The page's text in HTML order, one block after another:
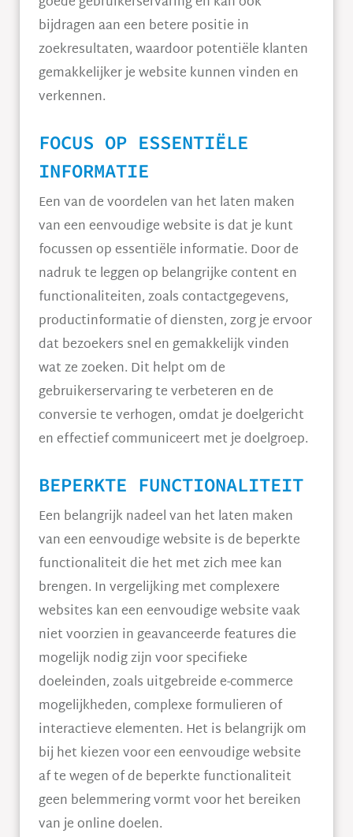
bijdragen aan een betere positie in
zoekresultaten, waardoor potentiële klanten
gemakkelijker je website kunnen vinden en
verkennen.
FOCUS OP ESSENTIËLE
INFORMATIE
Een van de voordelen van het laten maken
van een eenvoudige website is dat je kunt
focussen op essentiële informatie. Door de
nadruk te leggen op belangrijke content en
functionaliteiten, zoals contactgegevens,
productinformatie of diensten, zorg je ervoor
dat bezoekers snel en gemakkelijk vinden
wat ze zoeken. Dit helpt om de
gebruikerservaring te verbeteren en de
conversie te verhogen, omdat je doelgericht
en effectief communiceert met je doelgroep.
BEPERKTE FUNCTIONALITEIT
Een belangrijk nadeel van het laten maken
van een eenvoudige website is de beperkte
functionaliteit die het met zich mee kan
brengen. In vergelijking met complexere
websites kan een eenvoudige website vaak
niet voorzien in geavanceerde features die
mogelijk nodig zijn voor specifieke
doeleinden, zoals uitgebreide e-commerce
mogelijkheden, complexe formulieren of
interactieve elementen. Het is belangrijk om
bij het kiezen voor een eenvoudige website
af te wegen of de beperkte functionaliteit
geen belemmering vormt voor het bereiken
van je online doelen.